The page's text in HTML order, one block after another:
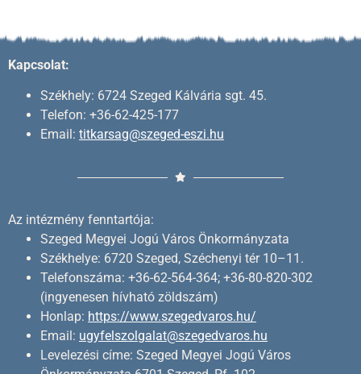
Kapcsolat:
Székhely: 6724 Szeged Kálvária sgt. 45.
Telefon: +36-62-425-177
Email: titkarsag@szeged-eszi.hu
Az intézmény fenntartója:
Szeged Megyei Jogú Város Önkormányzata
Székhelye: 6720 Szeged, Széchenyi tér 10–11.
Telefonszáma: +36-62-564-364; +36-80-820-302
(ingyenesen hívható zöldszám)
Honlap: https://www.szegedvaros.hu/
Email: ugyfelszolgalat@szegedvaros.hu
Levelezési címe: Szeged Megyei Jogú Város